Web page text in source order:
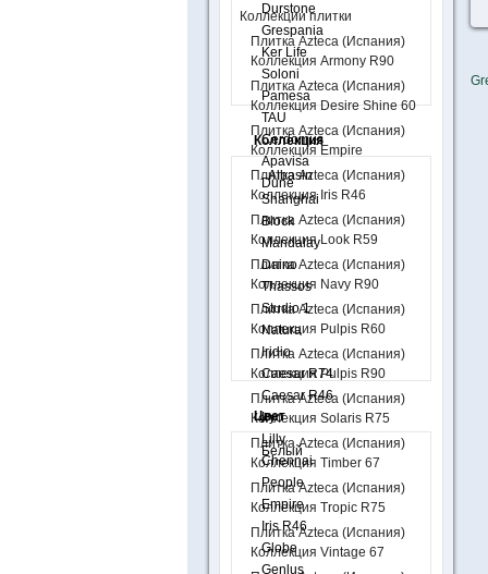
Коллекции плитки
Плитка Azteca (Испания)
Коллекция Armony R90
Плитка Azteca (Испания)
Коллекция Desire Shine 60
Плитка Azteca (Испания)
Коллекция Empire
Плитка Azteca (Испания)
Коллекция Iris R46
Плитка Azteca (Испания)
Коллекция Look R59
Плитка Azteca (Испания)
Коллекция Navy R90
Плитка Azteca (Испания)
Коллекция Pulpis R60
Плитка Azteca (Испания)
Коллекция Pulpis R90
Плитка Azteca (Испания)
Коллекция Solaris R75
Плитка Azteca (Испания)
Коллекция Timber 67
Плитка Azteca (Испания)
Коллекция Tropic R75
Плитка Azteca (Испания)
Коллекция Vintage 67
Durstone
Grespania
Ker Life
Soloni
Pamesa
TAU
Cerdomus
Apavisa
Dune
Коллекция
Albasin
Shanghai
Block
Mandalay
Daino
Thassos
Studio 1
Natura
Iridio
Сaesar R74
Сaesar R46
Iryo
Lilly
Chennai
People
Empire
Iris R46
Globe
Genlus
Цвет
Белый